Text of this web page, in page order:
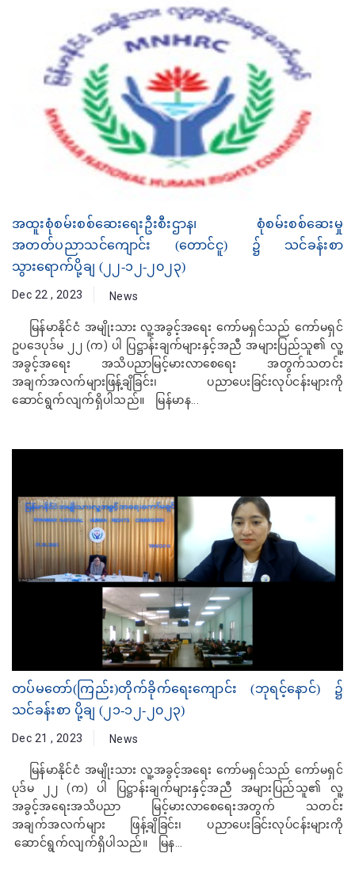
အထူးစုံစမ်းစစ်ဆေးရေးဦးစီးဌာန၊ စုံစမ်းစစ်ဆေးမှု
အတတ်ပညာသင်ကျောင်း (တောင်ငူ) ၌ သင်ခန်းစာ
သွားရောက်ပို့ချ (၂၂-၁၂-၂၀၂၃)
Dec 22 , 2023 News
မြန်မာနိုင်ငံ အမျိုးသား လူ့အခွင့်အရေး ကော်မရှင်သည် ကော်မရှင်
ဥပဒေပုဒ်မ ၂၂ (က) ပါ ပြဋ္ဌာန်းချက်များနှင့်အညီ အများပြည်သူ၏ လူ့
အခွင့်အရေး အသိပညာမြင့်မားလာစေရေး အတွက်သတင်း
အချက်အလက်များဖြန့်ချိခြင်း၊ ပညာပေးခြင်းလုပ်ငန်းများကို
ဆောင်ရွက်လျက်ရှိပါသည်။ မြန်မာန...
တပ်မတော်(ကြည်း)တိုက်ခိုက်ရေးကျောင်း (ဘုရင့်နောင်) ၌
သင်ခန်းစာ ပို့ချ (၂၁-၁၂-၂၀၂၃)
Dec 21 , 2023 News
မြန်မာနိုင်ငံ အမျိုးသား လူ့အခွင့်အရေး ကော်မရှင်သည် ကော်မရှင်
ပုဒ်မ ၂၂ (က) ပါ ပြဋ္ဌာန်းချက်များနှင့်အညီ အများပြည်သူ၏ လူ့
အခွင့်အရေးအသိပညာ မြင့်မားလာစေရေးအတွက် သတင်း
အချက်အလက်များ ဖြန့်ချိခြင်း၊ ပညာပေးခြင်းလုပ်ငန်းများကို
ဆောင်ရွက်လျက်ရှိပါသည်။ မြန...